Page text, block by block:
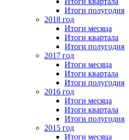
Итоги полугодия
2018 год
Итоги месяца
Итоги квартала
Итоги полугодия
2017 год
Итоги месяца
Итоги квартала
Итоги полугодия
2016 год
Итоги месяца
Итоги квартала
Итоги полугодия
2015 год
Итоги месяца